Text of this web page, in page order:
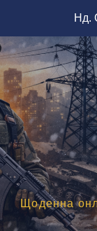
вмісту
Нд.
Щоденна